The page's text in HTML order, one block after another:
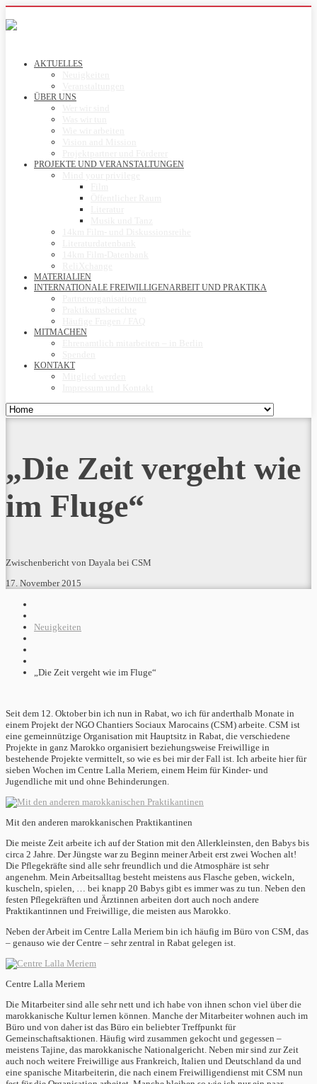
AKTUELLES
ÜBER UNS
PROJEKTE UND VERANSTALTUNGEN
MATERIALIEN
INTERNATIONALE FREIWILLIGENARBEIT UND PRAKTIKA
MITMACHEN
KONTAKT
„Die Zeit vergeht wie
im Fluge“
Zwischenbericht von Dayala bei CSM
17. November 2015
Neuigkeiten
„Die Zeit vergeht wie im Fluge“
Seit dem 12. Oktober bin ich nun in Rabat, wo ich für anderthalb Monate in
einem Projekt der NGO Chantiers Sociaux Marocains (CSM) arbeite. CSM ist
eine gemeinnützige Organisation mit Hauptsitz in Rabat, die verschiedene
Projekte in ganz Marokko organisiert beziehungsweise Freiwillige in
bestehende Projekte vermittelt, so wie es bei mir der Fall ist. Ich arbeite hier für
sieben Wochen im Centre Lalla Meriem, einem Heim für Kinder- und
Jugendliche mit und ohne Behinderungen.
Mit den anderen marokkanischen Praktikantinen
Die meiste Zeit arbeite ich auf der Station mit den Allerkleinsten, den Babys bis
circa 2 Jahre. Der Jüngste war zu Beginn meiner Arbeit erst zwei Wochen alt!
Die Pflegekräfte sind alle sehr freundlich und die Atmosphäre ist sehr
angenehm. Mein Arbeitsalltag besteht meistens aus Flasche geben, wickeln,
kuscheln, spielen, … bei knapp 20 Babys gibt es immer was zu tun. Neben den
festen Pflegekräften und Ärztinnen arbeiten dort auch noch andere
Praktikantinnen und Freiwillige, die meisten aus Marokko.
Neben der Arbeit im Centre Lalla Meriem bin ich häufig im Büro von CSM, das
– genauso wie der Centre – sehr zentral in Rabat gelegen ist.
Centre Lalla Meriem
Die Mitarbeiter sind alle sehr nett und ich habe von ihnen schon viel über die
marokkanische Kultur lernen können. Manche der Mitarbeiter wohnen auch im
Büro und von daher ist das Büro ein beliebter Treffpunkt für
Gemeinschaftsaktionen. Häufig wird zusammen gekocht und gegessen –
meistens Tajine, das marokkanische Nationalgericht. Neben mir sind zur Zeit
auch noch weitere Freiwillige aus Frankreich, Italien und Deutschland da und
eine spanische Mitarbeiterin, die nach einem Freiwilligendienst mit CSM nun